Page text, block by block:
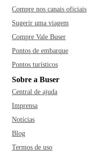
Compre nos canais oficiais
Sugerir uma viagem
Compre Vale Buser
Pontos de embarque
Pontos turísticos
Sobre a Buser
Central de ajuda
Imprensa
Notícias
Blog
Termos de uso